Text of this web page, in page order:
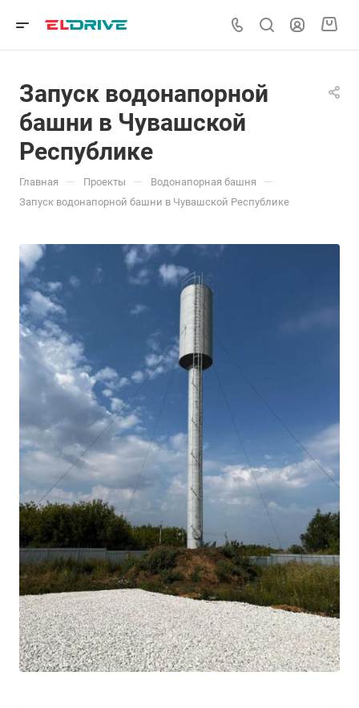
Запуск водонапорной
башни в Чувашской
Республике
Главная — Проекты — Водонапорная башня —
Запуск водонапорной башни в Чувашской Республике